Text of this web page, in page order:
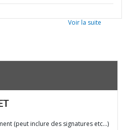
Voir la suite
(peut inclure des signatures etc…)